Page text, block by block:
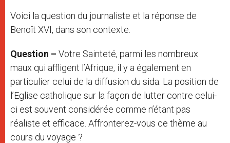
Voici la question du journaliste et la réponse de
Benoît XVI, dans son contexte.
Question – Votre Sainteté, parmi les nombreux
maux qui affligent l’Afrique, il y a également en
particulier celui de la diffusion du sida. La position de
l’Eglise catholique sur la façon de lutter contre celui-
ci est souvent considérée comme n’étant pas
réaliste et efficace. Affronterez-vous ce thème au
cours du voyage ?